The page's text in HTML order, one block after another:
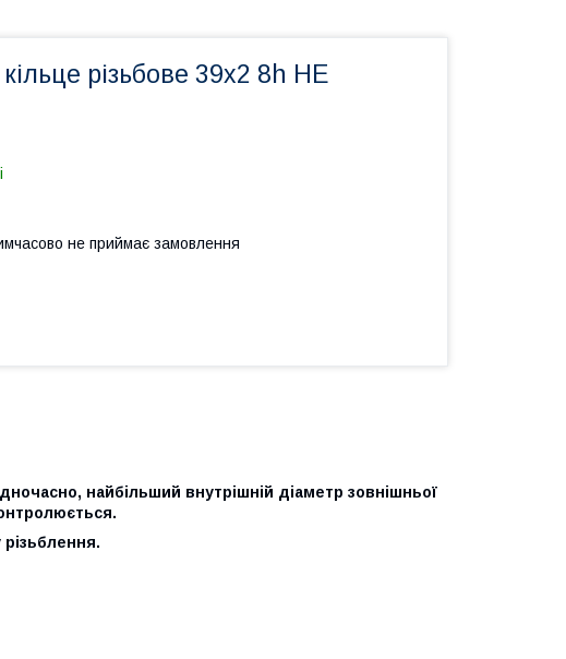
кільце різьбове 39х2 8h НЕ
не приймає замовлення
найбільший внутрішній діаметр зовнішньої